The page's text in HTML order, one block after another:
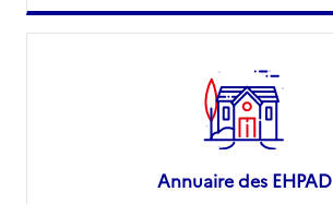
Annuaire des EHPAD